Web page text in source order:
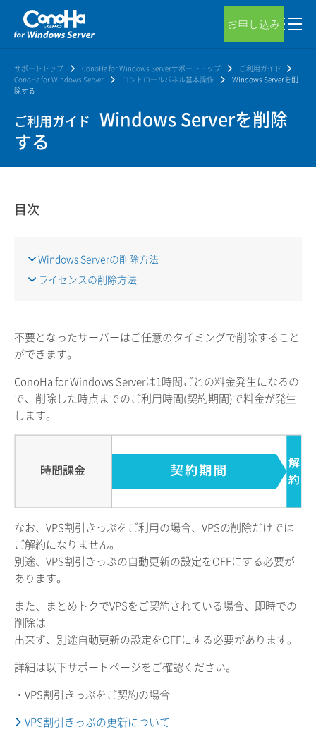
お申し込み
サポートトップ ConoHa for Windows Serverサポートトップ
ご利用ガイド
ConoHa for Windows Server
コントロールパネル基本操作
Windows Serverを削
除する
ご利用ガイド Windows Serverを削除
する
目次
Windows Serverの削除方法
ライセンスの削除方法
不要となったサーバーはご任意のタイミングで削除すること
ができます。
ConoHa for Windows Serverは1時間ごとの料金発生になるの
で、削除した時点までのご利用時間(契約期間)で料金が発生
します。
なお、VPS割引きっぷをご利用の場合、VPSの削除だけでは
ご解約になりません。
別途、VPS割引きっぷの自動更新の設定をOFFにする必要が
あります。
また、まとめトクでVPSをご契約されている場合、即時での
削除は
出来ず、別途自動更新の設定をOFFにする必要があります。
詳細は以下サポートページをご確認ください。
・VPS割引きっぷをご契約の場合
VPS割引きっぷの更新について